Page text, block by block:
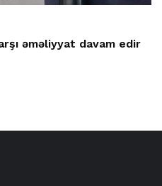
əməliyyat davam edir